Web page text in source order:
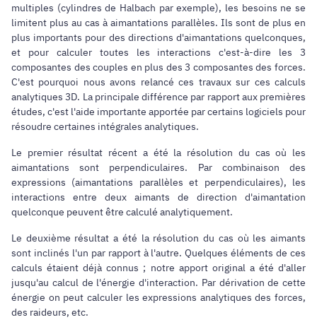
multiples (cylindres de Halbach par exemple), les besoins ne se
limitent plus au cas à aimantations parallèles. Ils sont de plus en
plus importants pour des directions d'aimantations quelconques,
et pour calculer toutes les interactions c'est-à-dire les 3
composantes des couples en plus des 3 composantes des forces.
C'est pourquoi nous avons relancé ces travaux sur ces calculs
analytiques 3D. La principale différence par rapport aux premières
études, c'est l'aide importante apportée par certains logiciels pour
résoudre certaines intégrales analytiques.
Le premier résultat récent a été la résolution du cas où les
aimantations sont perpendiculaires. Par combinaison des
expressions (aimantations parallèles et perpendiculaires), les
interactions entre deux aimants de direction d'aimantation
quelconque peuvent être calculé analytiquement.
Le deuxième résultat a été la résolution du cas où les aimants
sont inclinés l'un par rapport à l'autre. Quelques éléments de ces
calculs étaient déjà connus ; notre apport original a été d'aller
jusqu'au calcul de l'énergie d'interaction. Par dérivation de cette
énergie on peut calculer les expressions analytiques des forces,
des raideurs, etc.